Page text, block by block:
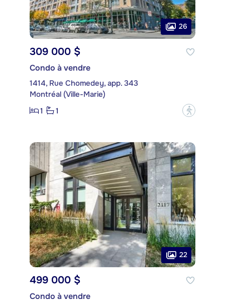
26
309 000 $
Condo à vendre
1414, Rue Chomedey, app. 343
Montréal (Ville-Marie)
1
1 ?
22
499 000 $
Condo à vendre